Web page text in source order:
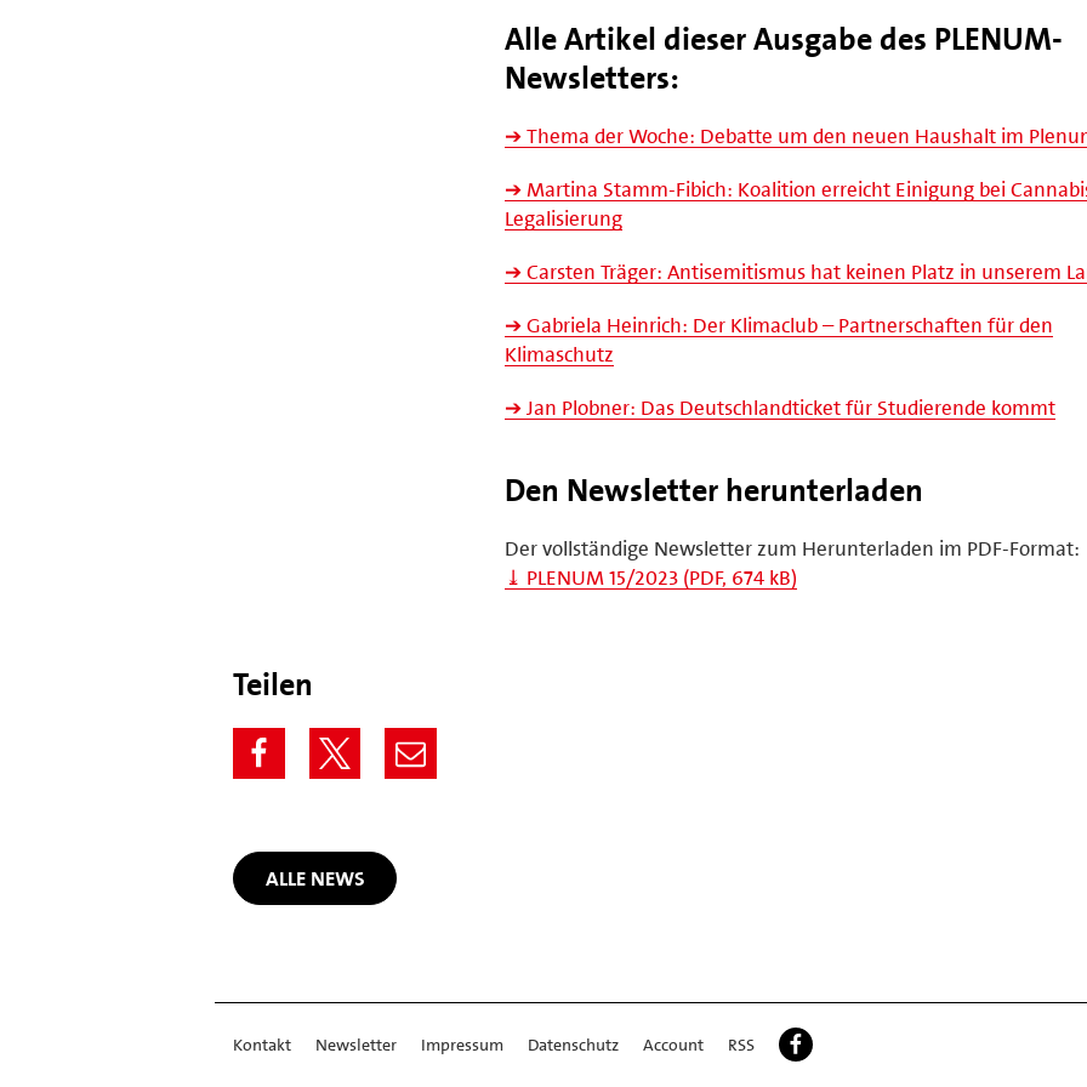
Alle Artikel dieser Ausgabe des PLENUM-
Newsletters:
➔ Thema der Woche: Debatte um den neuen Haushalt im
➔ Martina Stamm-Fibich: Koalition erreicht Einigung bei
Legalisierung
➔ Carsten Träger: Antisemitismus hat keinen Platz in unserem
➔ Gabriela Heinrich: Der Klimaclub – Partnerschaften für den
Klimaschutz
➔ Jan Plobner: Das Deutschlandticket für Studierende kommt
Den Newsletter herunterladen
Der vollständige Newsletter zum Herunterladen im PDF-Format:
⤓ PLENUM 15/2023 (PDF, 674 kB)
Teilen
ALLE NEWS
Kontakt Newsletter Impressum Datenschutz Account RSS